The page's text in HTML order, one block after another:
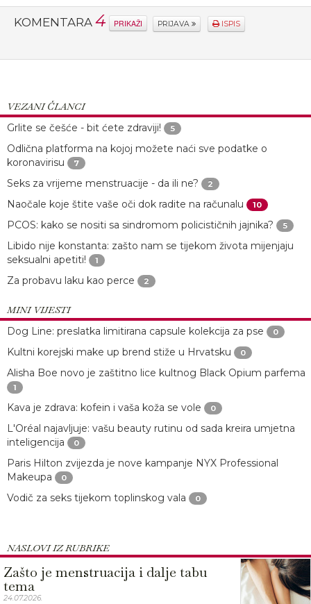
KOMENTARA 4 PRIKAŽI PRIJAVA ISPIS
VEZANI ČLANCI
Grlite se češće - bit ćete zdraviji!
5
Odlična platforma na kojoj možete naći sve podatke o
koronavirisu
7
Seks za vrijeme menstruacije - da ili ne? 2
Naočale koje štite vaše oči dok radite na računalu 10
PCOS: kako se nositi sa sindromom policističnih jajnika? 5
Libido nije konstanta: zašto nam se tijekom života mijenjaju
seksualni apetiti!
1
Za probavu laku kao perce 2
MINI VIJESTI
Dog Line: preslatka limitirana capsule kolekcija za pse
0
Kultni korejski make up brend stiže u Hrvatsku 0
Alisha Boe novo je zaštitno lice kultnog Black Opium parfema
1
Kava je zdrava: kofein i vaša koža se vole 0
L'Oréal najavljuje: vašu beauty rutinu od sada kreira umjetna
inteligencija
0
Paris Hilton zvijezda je nove kampanje NYX Professional
Makeupa
0
Vodič za seks tijekom toplinskog vala 0
NASLOVI IZ RUBRIKE
Zašto je menstruacija i dalje tabu
tema
24.07.2026.